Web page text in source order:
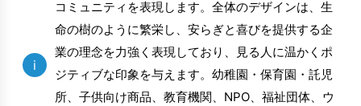
i
コミュニティを表現します。全体のデザインは、生
命の樹のように繁栄し、安らぎと喜びを提供する企
業の理念を力強く表現しており、見る人に温かくポ
ジティブな印象を与えます。幼稚園・保育園・託児
所、子供向け商品、教育機関、NPO、福祉団体、ウ